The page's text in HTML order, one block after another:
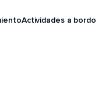
Actividades a bordo